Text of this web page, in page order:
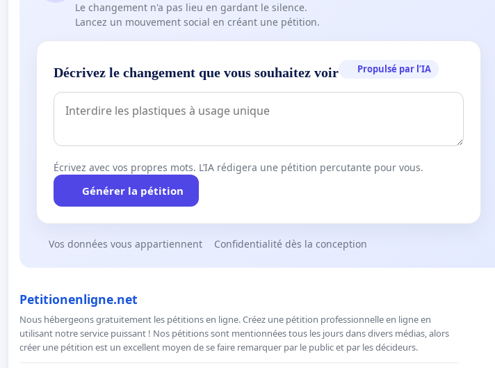
Le changement n'a pas lieu en gardant le silence.
Lancez un mouvement social en créant une pétition.
Décrivez le changement que vous souhaitez voir Propulsé par l’IA
Écrivez avec vos propres mots. L’IA rédigera une pétition percutante pour vous.
Générer la pétition
Vos données vous appartiennent Confidentialité dès la conception
Petitionenligne.net
Nous hébergeons gratuitement les pétitions en ligne. Créez une pétition professionnelle en ligne en
utilisant notre service puissant ! Nos pétitions sont mentionnées tous les jours dans divers médias, alors
créer une pétition est un excellent moyen de se faire remarquer par le public et par les décideurs.